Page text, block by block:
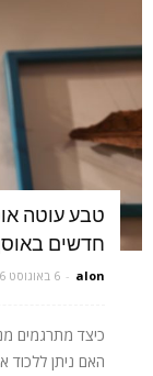
טבע עוטה
חדשים
alon
- 6 באוגוסט 2026
כיצד מתרגמים
האם ניתן